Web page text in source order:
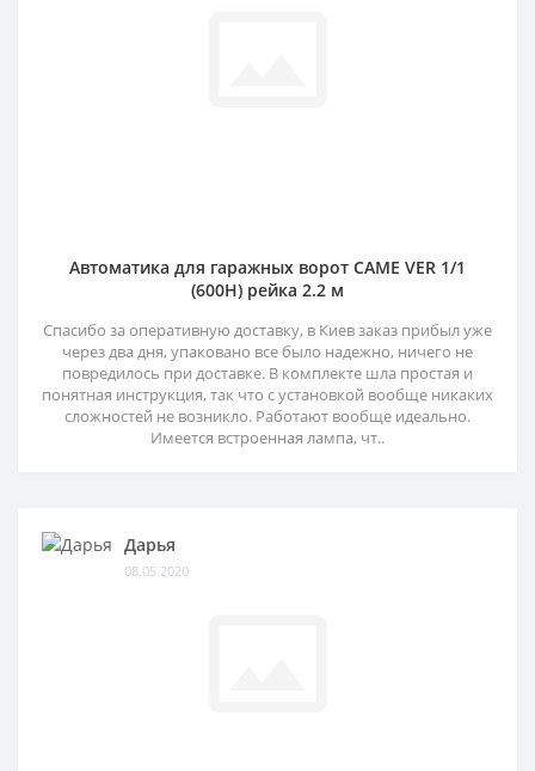
Автоматика для гаражных ворот CAME VER 1/1
(600H) рейка 2.2 м
Спасибо за оперативную доставку, в Киев заказ прибыл уже
через два дня, упаковано все было надежно, ничего не
повредилось при доставке. В комплекте шла простая и
понятная инструкция, так что с установкой вообще никаких
сложностей не возникло. Работают вообще идеально.
Имеется встроенная лампа, чт..
Дарья
08.05.2020